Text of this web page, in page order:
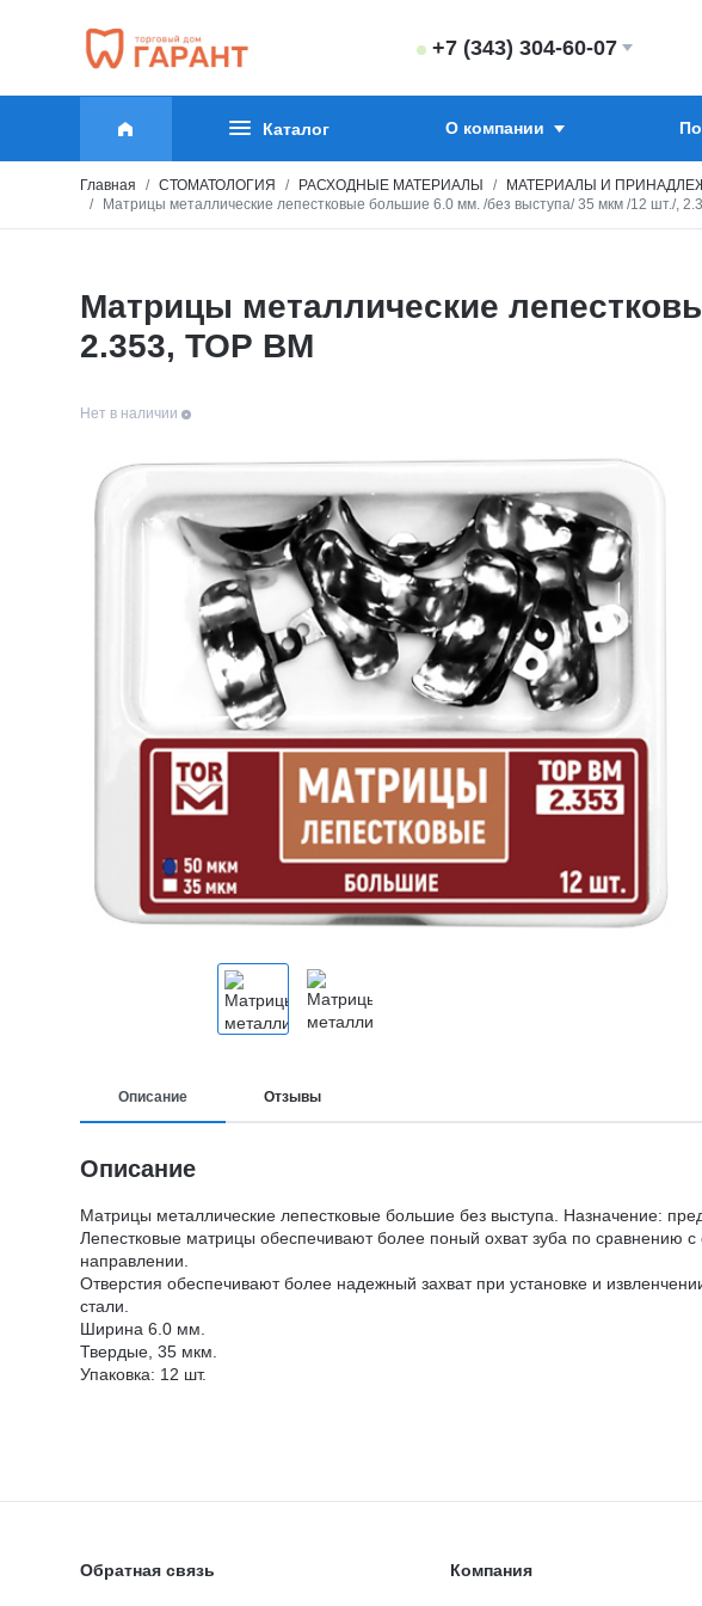
+7 (343) 304-60-07
Каталог О компании
Главная СТОМАТОЛОГИЯ РАСХОДНЫЕ МАТЕРИАЛЫ МАТЕРИАЛЫ И
Матрицы металлические лепестковые большие 6.0 мм. /без выступа/ 35 мкм /12 шт./,
Матрицы металлические
2.353, ТОР ВМ
Нет в наличии
Описание Отзывы
Описание
Матрицы металлические лепестковые большие без выступа. Назначение:
Лепестковые матрицы обеспечивают более поный охват зуба по сравнению
направлении.
Отверстия обеспечивают более надежный захват при установке и
стали.
Ширина 6.0 мм.
Твердые, 35 мкм.
Упаковка: 12 шт.
Обратная связь Компания